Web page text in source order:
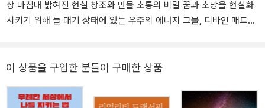
상 마침내 밝혀진 현실 창조와 만물 소통의 비밀 꿈과 소망을 현실화
시키기 위해 늘 대기 상태에 있는 우주의 에너지 그물, 디바인 매트릭
디에 있을까? 당신의 기도와 소원이 실현되는 법칙, 이 세계가 만들어
때문이다. 양자 물리학과 고대의 지혜 전통이 손잡고 밝혀낸 ‘디바인
이 상품을 구입한 분들이 구매한 상품